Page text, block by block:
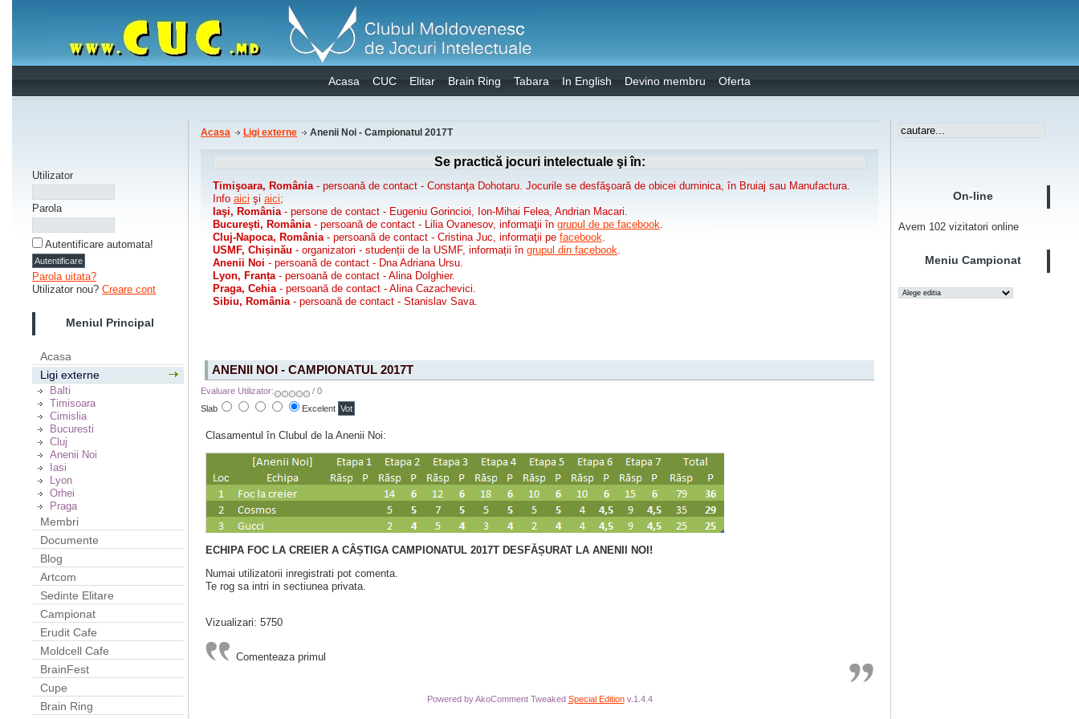
Acasa CUC Elitar Brain Ring Tabara In English Devino membru Oferta
Utilizator
Parola
Autentificare automata!
Parola uitata?
Utilizator nou? Creare cont
Meniul Principal
Acasa
Ligi externe
Balti
Timisoara
Cimislia
Bucuresti
Cluj
Anenii Noi
Iasi
Lyon
Orhei
Praga
Membri
Documente
Blog
Artcom
Sedinte Elitare
Campionat
Erudit Cafe
Moldcell Cafe
BrainFest
Cupe
Brain Ring
Acasa Ligi externe Anenii Noi - Campionatul 2017T
Se practică jocuri intelectuale şi în:
Timişoara, România- persoană de contact - Constanţa Dohotaru. Jocurile se desfăşoară de obicei duminica, în Bruiaj sau Manufactura.
Info aici şi aici;
Iaşi, România- persone de contact - Eugeniu Gorincioi, Ion-Mihai Felea, Andrian Macari.
Bucureşti, România - persoană de contact - Lilia Ovanesov, informaţii în grupul de pe facebook.
Cluj-Napoca, România- persoană de contact - Cristina Juc, informaţii pe facebook.
USMF, Chișinău - organizatori - studenții de la USMF, informații în grupul din facebook.
Anenii Noi - persoană de contact - Dna Adriana Ursu.
Lyon, Franța- persoană de contact - Alina Dolghier.
Praga, Cehia- persoană de contact - Alina Cazachevici.
Sibiu, România- persoană de contact - Stanislav Sava.
ANENII NOI - CAMPIONATUL 2017T
Evaluare Utilizator:
/ 0
Slab
Excelent
Clasamentul în Clubul de la Anenii Noi:
ECHIPA FOC LA CREIER A CÂȘTIGA CAMPIONATUL 2017T DESFĂȘURAT LA ANENII NOI!
Numai utilizatorii inregistrati pot comenta.
Te rog sa intri in sectiunea privata.
Vizualizari: 5750
Comenteaza primul
Powered by AkoComment Tweaked Special Editionv.1.4.4
On-line
Avem 102 vizitatori online
Meniu Campionat